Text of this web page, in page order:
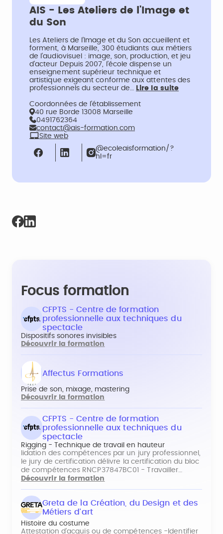
AIS - Les Ateliers de l'Image et
du Son
Les Ateliers de l’Image et du Son accueillent et
forment, à Marseille, 300 étudiants aux métiers
de l’audiovisuel : image, son, production, et jeu
d’acteur Depuis 2007, l’école dispense un
enseignement supérieur technique et
artistique exigeant conforme aux attentes des
professionnels du secteur de… Lire la suite
Coordonnées de l’établissement
40 rue Borde 13008 Marseille
0491762364
contact@ais-formation.com
Site web
@ecoleaisformation/?
hl=fr
Focus formation
CFPTS - Centre de formation
professionnelle aux techniques du
spectacle
Dispositifs sonores invisibles
Découvrir la formation
Affectus Formations
Prise de son, mixage, mastering
Découvrir la formation
CFPTS - Centre de formation
professionnelle aux techniques du
spectacle
Rigging - Technique de travail en hauteur
lidation des compétences par un jury professionnel,
le jury de certification délivre la certification du bloc
de compétences RNCP37847BC01 - Travailler…
Découvrir la formation
Greta de la Création, du Design et des
Métiers d'art
Histoire du costume
Attestation d'acquis ou de compétences -Identifier